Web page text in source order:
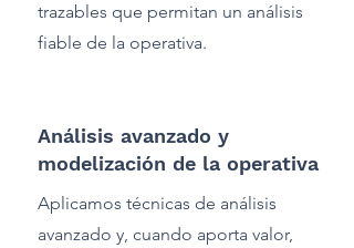
trazables que permitan un análisis
fiable de la operativa.
Análisis avanzado y
modelización de la operativa
Aplicamos técnicas de análisis
avanzado y, cuando aporta valor,